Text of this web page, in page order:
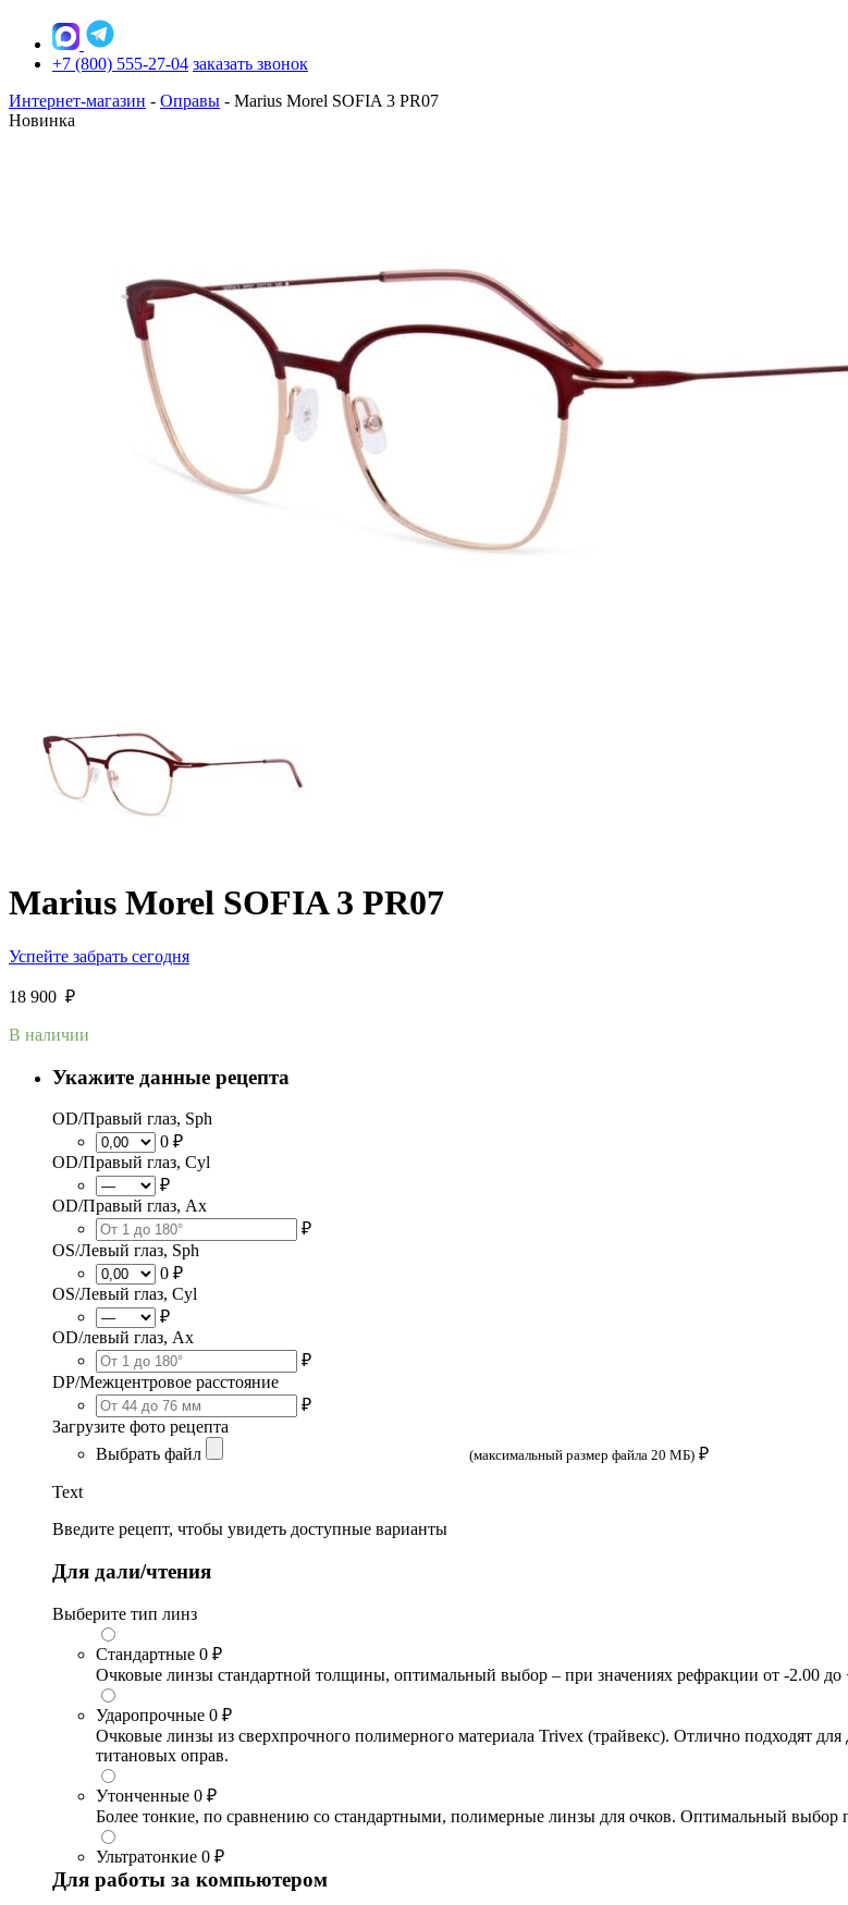
+7 (800) 555-27-04 заказать звонок
Интернет-магазин - Оправы - Marius Morel SOFIA 3 PR07
Новинка
Marius Morel SOFIA 3 PR07
Успейте забрать сегодня
18 900 ₽
В наличии
Укажите данные рецепта
OD/Правый глаз, Sph
0 ₽
OD/Правый глаз, Cyl
₽
OD/Правый глаз, Ax
₽
OS/Левый глаз, Sph
0 ₽
OS/Левый глаз, Cyl
₽
OD/левый глаз, Ax
₽
DP/Межцентровое расстояние
₽
Загрузите фото рецепта
Выбрать файл
(максимальный размер файла 20 МБ) ₽
Text
Введите рецепт, чтобы увидеть доступные варианты
Для дали/чтения
Выберите тип линз
Стандартные 0 ₽
Очковые линзы стандартной толщины, оптимальный выбор – при значениях рефракции от -2.00 до
Ударопрочные 0 ₽
Очковые линзы из сверхпрочного полимерного материала Trivex (трайвекс). Отлично подходят
титановых оправ.
Утонченные 0 ₽
Более тонкие, по сравнению со стандартными, полимерные линзы для очков. Оптимальный выбор
Ультратонкие 0 ₽
Для работы за компьютером